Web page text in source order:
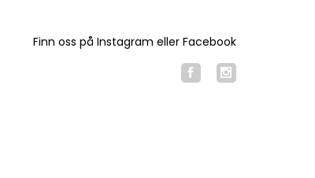
Finn oss på Instagram eller Facebook